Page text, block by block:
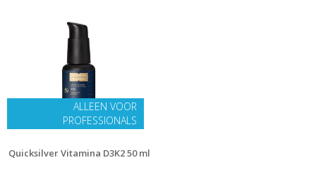
ALLEEN VOOR
PROFESSIONALS
Quicksilver Vitamina D3K2 50 ml